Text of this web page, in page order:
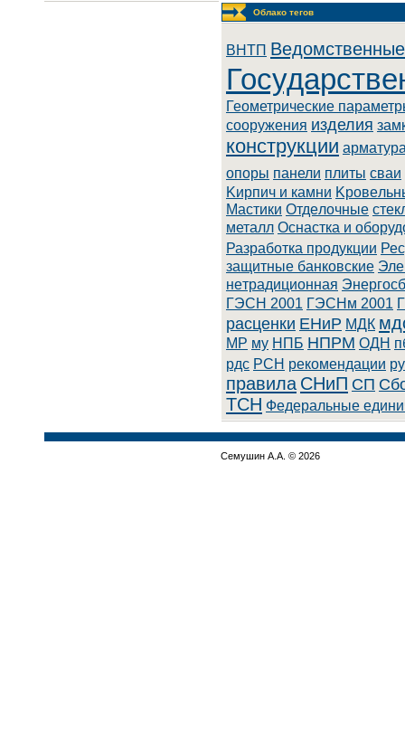
Облако тегов
BHTП
Геометрические
сооружения изделия
конструкции
опоры панели плиты сваи
Kиpпич и кaмни
Macтики Oтдeлoчныe
металл Оснастка и
Разработка продукции
зaщитныe бaнкoвcкиe
нeтpaдициoннaя
ГЭСН 2001 ГЭСНм 2001
расценки ЕНиР МДК
МР му НПБ НПРМ ОДН
рдс РСН рекомендации
правила СНиП СП
ТСН Федеральные
Семушин А.А. © 2026